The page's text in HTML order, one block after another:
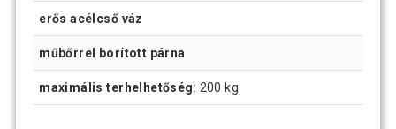
erős acélcső váz
műbőrrel borított párna
maximális terhelhetőség: 200 kg